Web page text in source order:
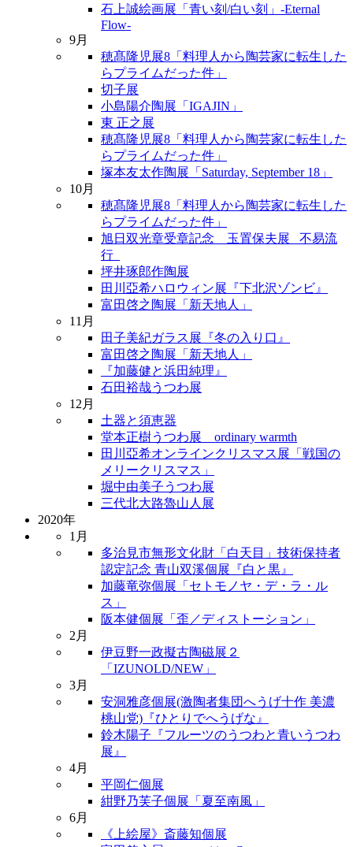
石上誠絵画展「青い刻/白い刻」-Eternal
Flow-
9月
穂髙隆児展8「料理人から陶芸家に転生した
らプライムだった件」
切子展
小島陽介陶展「IGAJIN」
東 正之展
穂髙隆児展8「料理人から陶芸家に転生した
らプライムだった件」
塚本友太作陶展「Saturday, September 18」
10月
穂髙隆児展8「料理人から陶芸家に転生した
らプライムだった件」
旭日双光章受章記念 玉置保夫展 _不易流
行_
坪井琢郎作陶展
田川亞希ハロウィン展『下北沢ゾンビ』
富田啓之陶展「新天地人」
11月
田子美紀ガラス展『冬の入り口』
富田啓之陶展「新天地人」
『加藤健と浜田純理』
石田裕哉うつわ展
12月
土器と須恵器
堂本正樹うつわ展 ordinary warmth
田川亞希オンラインクリスマス展「戦国の
メリークリスマス」
堀中由美子うつわ展
三代北大路魯山人展
2020年
1月
多治見市無形文化財「白天目」技術保持者
認定記念 青山双溪個展『白と黒』
加藤竜弥個展「セトモノヤ・デ・ラ・ル
ス」
阪本健個展「歪／ディストーション」
2月
伊豆野一政擬古陶磁展２
「IZUNOLD/NEW」
3月
安洞雅彦個展(激陶者集団へうげ十作 美濃
桃山党)『ひとりでへうげな』
鈴木陽子『フルーツのうつわと青いうつわ
展』
4月
平岡仁個展
紺野乃芙子個展「夏至南風」
6月
《上絵屋》斎藤知個展